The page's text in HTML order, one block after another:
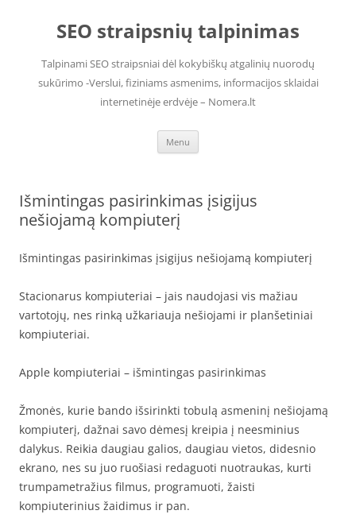
contentSEO straipsnių talpinimas
Talpinami SEO straipsniai dėl kokybiškų atgalinių nuorodų
sukūrimo -Verslui, fiziniams asmenims, informacijos sklaidai
internetinėje erdvėje – Nomera.lt
Menu
Išmintingas pasirinkimas įsigijus
nešiojamą kompiuterį
Išmintingas pasirinkimas įsigijus nešiojamą kompiuterį
Stacionarus kompiuteriai – jais naudojasi vis mažiau
vartotojų, nes rinką užkariauja nešiojami ir planšetiniai
kompiuteriai.
Apple kompiuteriai – išmintingas pasirinkimas
Žmonės, kurie bando išsirinkti tobulą asmeninį nešiojamą
kompiuterį, dažnai savo dėmesį kreipia į neesminius
dalykus. Reikia daugiau galios, daugiau vietos, didesnio
ekrano, nes su juo ruošiasi redaguoti nuotraukas, kurti
trumpametražius filmus, programuoti, žaisti
kompiuterinius žaidimus ir pan.